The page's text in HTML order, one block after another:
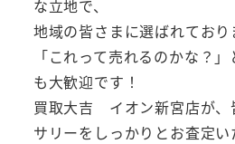
な立地で、
地域の皆さまに選ばれており
「これって売れるのかな？
も大歓迎です！
買取大吉 イオン新宮店が、
サリーをしっかりとお査定い